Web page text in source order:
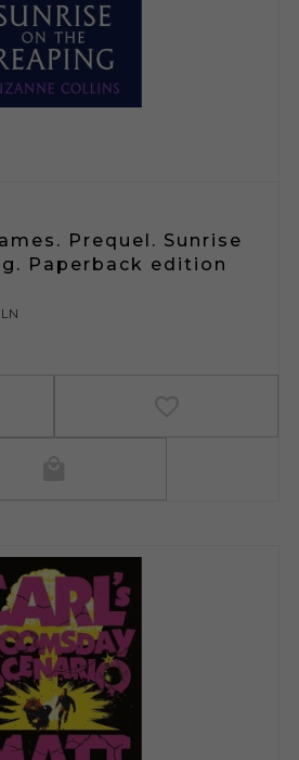
Prequel. Sunrise
Paperback edition